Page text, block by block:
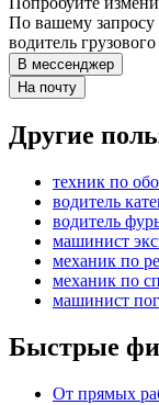
По вашему запросу
водитель
В мессенджер
На почту
Другие
техник по
водитель
водитель
машинист
механик по
механик по
машинист
Быстрые
От прямых